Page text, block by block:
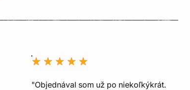
"Objednával som už po niekoľkýkrát.